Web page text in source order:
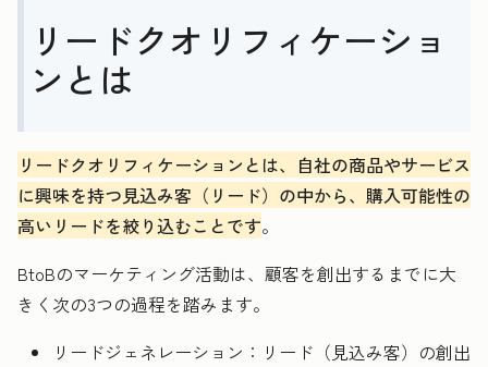
リードクオリフィケーショ
ンとは
リードクオリフィケーションとは、自社の商品やサービス
に興味を持つ見込み客（リード）の中から、購入可能性の
高いリードを絞り込むことです。
BtoBのマーケティング活動は、顧客を創出するまでに大
きく次の3つの過程を踏みます。
リードジェネレーション：リード（見込み客）の創出